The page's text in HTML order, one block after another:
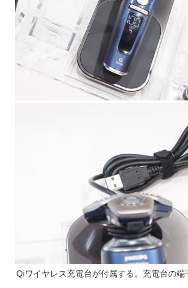
Qiワイヤレス充電台が付属する。充電台の端